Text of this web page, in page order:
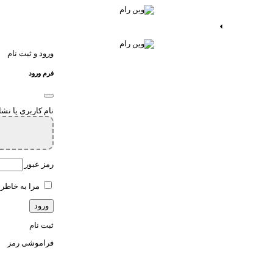
ورود و ثبت نام
فرم ورود
نام کاربری یا
رمز عبور
مرا به خاطر
ثبت نام
فراموشی رمز